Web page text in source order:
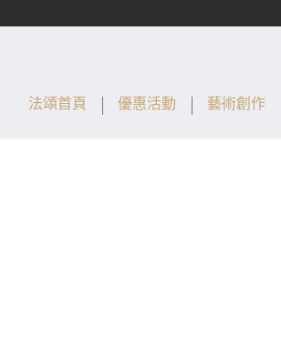
法頌首頁 優惠活動 藝術創作